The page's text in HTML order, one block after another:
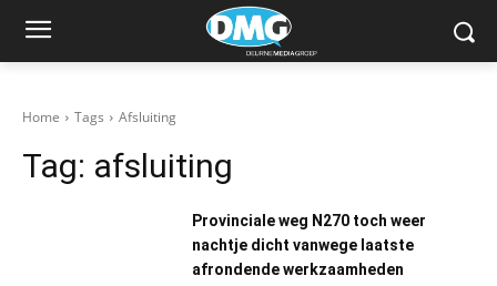
Home Tags Afsluiting
Tag: afsluiting
Provinciale weg N270 toch weer
nachtje dicht vanwege laatste
afrondende werkzaamheden